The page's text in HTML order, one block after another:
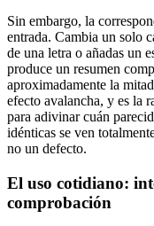
Sin embargo, la
entrada. Cambia un solo
de una letra o añadas un
produce un resumen
aproximadamente la
efecto avalancha, y es la
para adivinar cuán
idénticas se ven
no un defecto.
El uso cotidiano:
comprobación